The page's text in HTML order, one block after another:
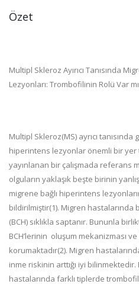
Özet
Multipl Skleroz Ayırıcı Tanısında
Lezyonları: Trombofilinin Rolü Var
Multipl Skleroz(MS) ayrıcı
hiperintens lezyonlar önemli bir yer
yayınlanan bir çalışmada referans
olguların yaklaşık beşte birinin
migrene bağlı hiperintens
bildirilmiştir(1). Migren
(BCH) sıklıkla saptanır. Bununla
BCH’lerinin oluşum mekanizması
korumaktadır(2). Migren
inme riskinin arttığı iyi bilinmektedir.
hastalarında farklı tiplerde trombofili